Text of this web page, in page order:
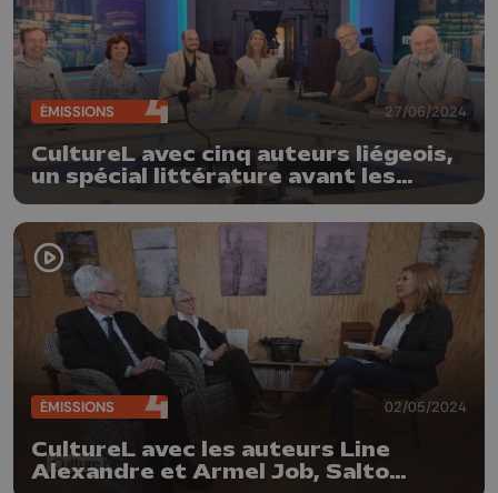
ÉMISSIONS 27/06/2024
CultureL avec cinq auteurs liégeois,
un spécial littérature avant les
vacances
ÉMISSIONS 02/05/2024
CultureL avec les auteurs Line
Alexandre et Armel Job, Salto